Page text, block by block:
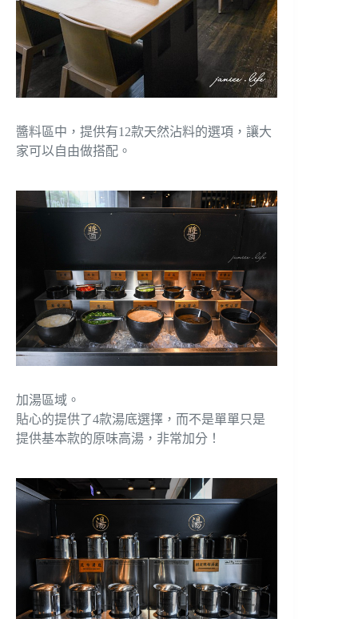
醬料區中，提供有12款天然沾料的選項，讓大
家可以自由做搭配。
加湯區域。
貼心的提供了4款湯底選擇，而不是單單只是
提供基本款的原味高湯，非常加分！